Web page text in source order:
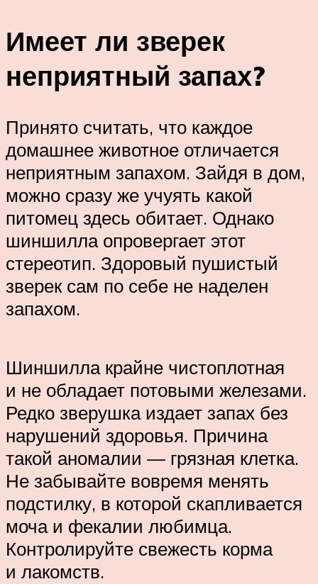
Имеет ли зверек
неприятный запах?
Принято считать, что каждое
домашнее животное отличается
неприятным запахом. Зайдя в дом,
можно сразу же учуять какой
питомец здесь обитает. Однако
шиншилла опровергает этот
стереотип. Здоровый пушистый
зверек сам по себе не наделен
запахом.
Шиншилла крайне чистоплотная
и не обладает потовыми железами.
Редко зверушка издает запах без
нарушений здоровья. Причина
такой аномалии — грязная клетка.
Не забывайте вовремя менять
подстилку, в которой скапливается
моча и фекалии любимца.
Контролируйте свежесть корма
и лакомств.